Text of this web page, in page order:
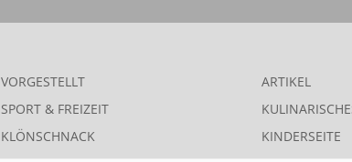
VORGESTELLT ARTIKEL
SPORT & FREIZEIT
KLÖNSCHNACK KINDERSEITE